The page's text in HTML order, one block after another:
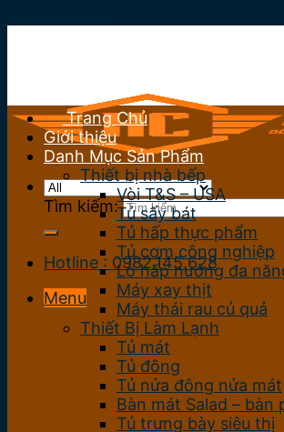
Tìm kiếm:
Hotline : 0982.145.628
Menu
Trang Chủ
Giới thiệu
Danh Mục Sản Phẩm
Thiết bị nhà bếp
Vòi T&S – USA
Tủ sấy bát
Tủ hấp thực phẩm
Tủ cơm công nghiệp
Lò hấp nướng đa
Máy xay thịt
Máy thái rau củ quả
Thiết Bị Làm Lạnh
Tủ mát
Tủ đông
Tủ nửa đông nửa mát
Bàn mát Salad – bàn
Tủ trưng bày siêu thị